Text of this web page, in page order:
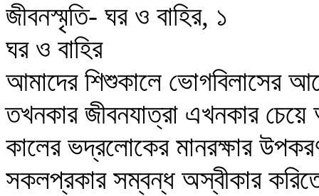
জীবনস্মৃতি- ঘর ও বাহির, ১
ঘর ও বাহির
আমাদের শিশুকালে ভোগবিলাসের
তখনকার জীবনযাত্রা এখনকার
কালের ভদ্রলোকের মানরক্ষার
সকলপ্রকার সম্বন্ধ অস্বীকার